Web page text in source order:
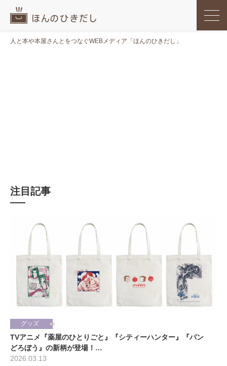
人と本や本屋さんとをつなぐWEBメディア「ほんのひきだし」
注目記事
グッズ
TVアニメ『薬屋のひとりごと』『シティーハンター』『パン
どろぼう』の新柄が登場！…
2026.03.13